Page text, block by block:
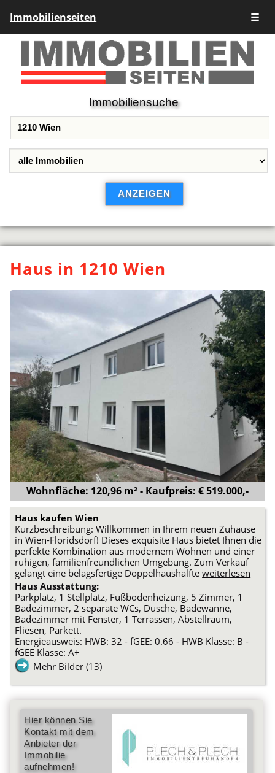
Immobilienseiten ☰
Immobiliensuche
Haus in 1210 Wien
Wohnfläche: 120,96 m² - Kaufpreis: € 519.000,-
Haus kaufen Wien
Kurzbeschreibung: Willkommen in Ihrem neuen Zuhause
in Wien-Floridsdorf! Dieses exquisite Haus bietet Ihnen die
perfekte Kombination aus modernem Wohnen und einer
ruhigen, familienfreundlichen Umgebung. Zum Verkauf
gelangt eine belagsfertige Doppelhaushälfteweiterlesen
Haus Ausstattung:
Parkplatz, 1 Stellplatz, Fußbodenheizung, 5 Zimmer, 1
Badezimmer, 2 separate WCs, Dusche, Badewanne,
Badezimmer mit Fenster, 1 Terrassen, Abstellraum,
Fliesen, Parkett.
Energieausweis: HWB: 32 - fGEE: 0.66 - HWB Klasse: B -
fGEE Klasse: A+
Mehr Bilder (13)
Hier können Sie
Kontakt mit dem
Anbieter der
Immobilie
aufnehmen!